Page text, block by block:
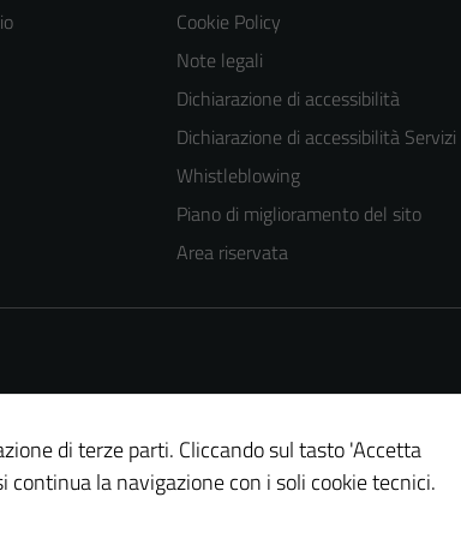
Cookie Policy
Note legali
Dichiarazione di accessibilità
Dichiarazione di accessibilità Servizi
Whistleblowing
Piano di miglioramento del sito
Area riservata
di terze parti. Cliccando sul tasto 'Accetta
la navigazione con i soli cookie tecnici.
Tecnici
Questi cookie
essere
disabilitati.